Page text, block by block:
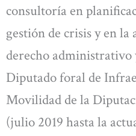
consultoría en
gestión de crisis y en la
derecho administrativo
Diputado foral de
Movilidad de la
(julio 2019 hasta la